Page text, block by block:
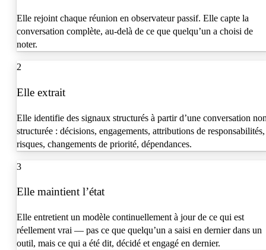
Elle rejoint chaque réunion en observateur passif. Elle capte la
conversation complète, au-delà de ce que quelqu’un a choisi de
noter.
2
Elle extrait
Elle identifie des signaux structurés à partir d’une conversation
structurée : décisions, engagements, attributions de responsabilités,
risques, changements de priorité, dépendances.
3
Elle maintient l’état
Elle entretient un modèle continuellement à jour de ce qui est
réellement vrai — pas ce que quelqu’un a saisi en dernier dans un
outil, mais ce qui a été dit, décidé et engagé en dernier.